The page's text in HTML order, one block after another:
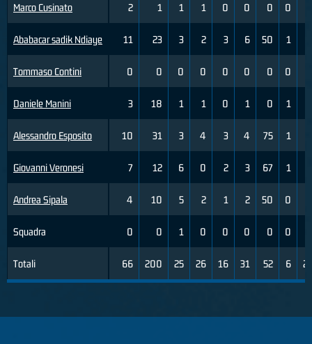
Marco Cusinato
Ababacar sadik Ndiaye
Tommaso Contini
Daniele Manini
Alessandro Esposito
Giovanni Veronesi
Andrea Sipala
Squadra
Totali
2 1 1 1 0 0 0 0
11 23 3 2 3 6 50 1
0 0 0 0 0 0 0 0
3 18 1 1 0 1 0 1
10 31 3 4 3 4 75 1
7 12 6 0 2 3 67 1
4 10 5 2 1 2 50 0
0 0 1 0 0 0 0 0
66 200 25 26 16 31 52 6 23